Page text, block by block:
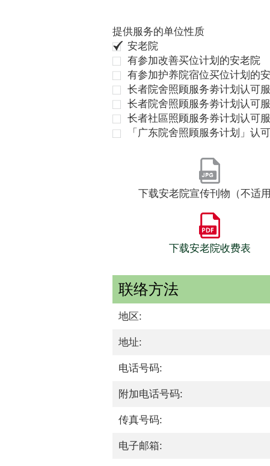
提供服务的单位性质
安老院
有参加改善买位计划的安老院
有参加护养院宿位买位计划的
长者院舍照顾服务劵计划认可
长者院舍照顾服务劵计划认可
长者社區照顾服务券计划认可
「广东院舍照顾服务计划」认
下载安老院宣传刊物（不适用
下载安老院收费表
联络方法
地区:
地址:
电话号码:
附加电话号码:
传真号码:
电子邮箱: